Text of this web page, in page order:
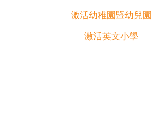
激活幼稚園暨幼兒園
激活英文小學